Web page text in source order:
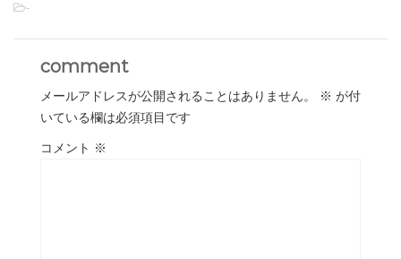
-
comment
メールアドレスが公開されることはありません。 ※ が付
いている欄は必須項目です
コメント ※